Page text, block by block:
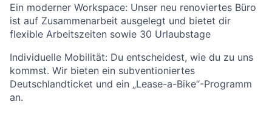
Ein moderner Workspace: Unser neu renoviertes Büro
ist auf Zusammenarbeit ausgelegt und bietet dir
flexible Arbeitszeiten sowie 30 Urlaubstage
Individuelle Mobilität: Du entscheidest, wie du zu uns
kommst. Wir bieten ein subventioniertes
Deutschlandticket und ein „Lease-a-Bike“-Programm
an.